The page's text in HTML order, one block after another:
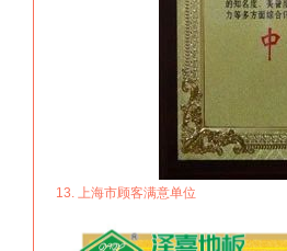
13. 上海市顾客满意单位